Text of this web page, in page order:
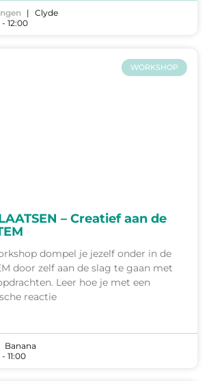
Clyde
12:00
WORKSHOP
– Creatief aan de
dompel je jezelf onder in de
door zelf aan de slag te gaan met
Leer hoe je met een
reactie
Banana
11:00